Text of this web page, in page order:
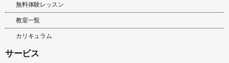
無料体験レッスン
教室一覧
カリキュラム
サービス